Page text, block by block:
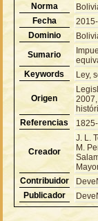
Norma
Fecha
Dominio
Sumario
Keywords
Ley,
Origen
Referencias
Creador
J. L.
M.
Contribuidor
Publicador